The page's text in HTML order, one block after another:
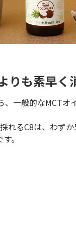
りも素早く
、一般的なMCTオ
れるC8は、わず
。